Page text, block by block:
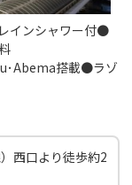
インシャワー付●
･Abema搭載●ラゾ
西口より徒歩約2